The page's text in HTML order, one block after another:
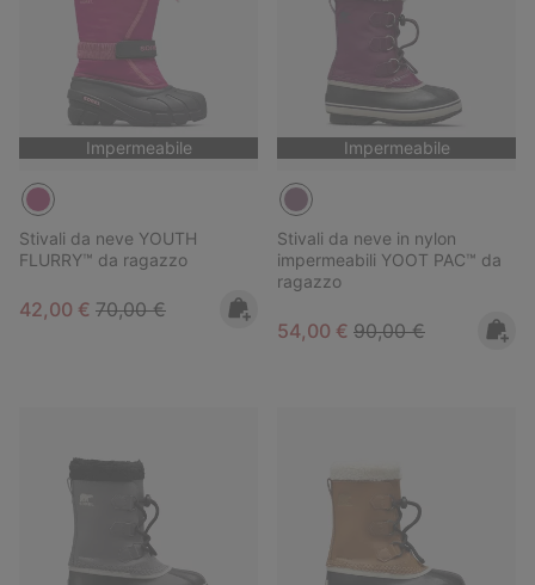
Impermeabile
Stivali da neve YOUTH
FLURRY™ da ragazzo
Sale price:
42,00 € Regular price:
70,00 €
Impermeabile
Stivali da neve in nylon
impermeabili YOOT PAC™ da
ragazzo
Sale price:
54,00 € Regular price:
90,00 €